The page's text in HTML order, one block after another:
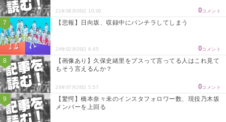
21年08月06日 10:00 0コメント
【悲報】日向坂、収録中にパンチラしてしまう
24年02月09日 6:45 0コメント
【画像あり】久保史緒里をブスって言ってる人はこれ見て
もそう言えるんか？
24年07月28日 5:57 0コメント
【驚愕】橋本奈々未のインスタフォロワー数、現役乃木坂
メンバーを上回る